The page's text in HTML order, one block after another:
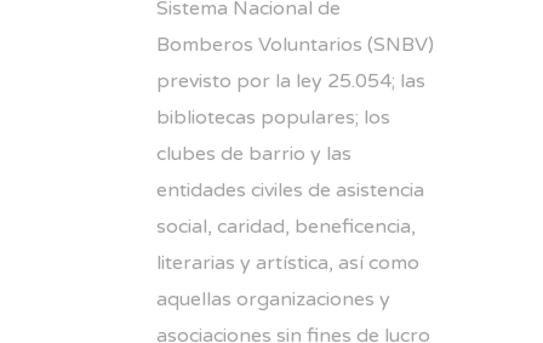
Sistema Nacional de
Bomberos Voluntarios (SNBV)
previsto por la ley 25.054; las
bibliotecas populares; los
clubes de barrio y las
entidades civiles de asistencia
social, caridad, beneficencia,
literarias y artística, así como
aquellas organizaciones y
asociaciones sin fines de lucro